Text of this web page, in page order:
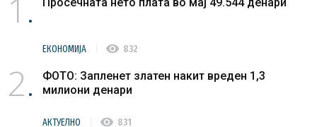
1
ЕКОНОМИЈА visibility 832
2
ФОТО: Запленет златен накит вреден 1,3
милиони денари
АКТУЕЛНО visibility 831